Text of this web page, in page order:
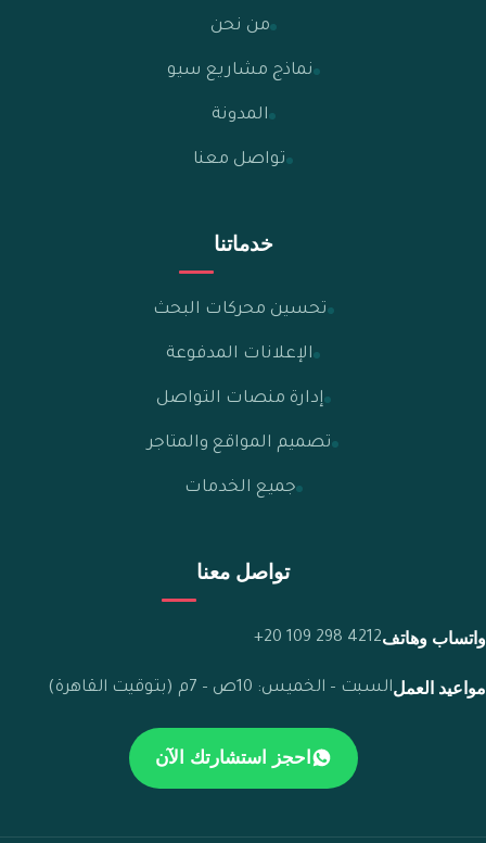
من نحن
نماذج مشاريع سيو
المدونة
تواصل معنا
خدماتنا
تحسين محركات البحث
الإعلانات المدفوعة
إدارة منصات التواصل
تصميم المواقع والمتاجر
جميع الخدمات
تواصل معنا
واتساب وهاتف+20 109 298 4212
مواعيد العملالسبت – الخميس: 10ص – 7م (بتوقيت القاهرة)
احجز استشارتك الآن